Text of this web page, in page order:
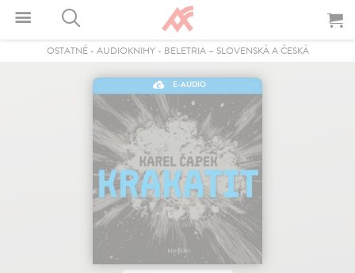
OSTATNÉ- AUDIOKNIHY- BELETRIA – SLOVENSKÁ A ČESKÁ
E-AUDIO